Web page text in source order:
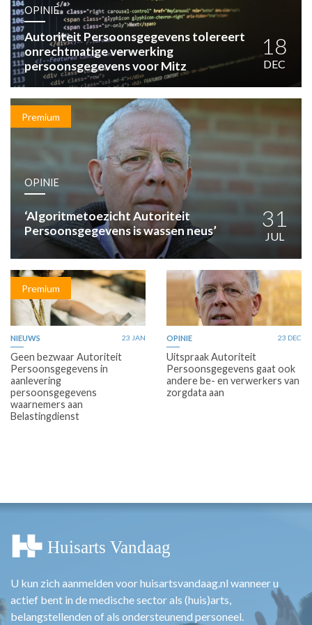
PRAKTIJKZAKEN
TARIEVEN
VPHUISARTSEN
MEDISCHE VAKHANDEL
INLOGGEN
REGISTRATIE
OPINIE
Autoriteit Persoonsgegevens tolereert
onrechtmatige verwerking
persoonsgegevens voor Mitz
18
DEC
Premium
OPINIE
‘Algoritmetoezicht Autoriteit
Persoonsgegevens is wassen neus’
31
JUL
Premium
NIEUWS 23 JAN
Geen bezwaar Autoriteit
Persoonsgegevens in
aanlevering
persoonsgegevens
waarnemers aan
Belastingdienst
OPINIE 23 DEC
Uitspraak Autoriteit
Persoonsgegevens gaat ook
andere be- en verwerkers van
zorgdata aan
U kun zich aanmelden voor huisartsvandaag.nl wanneer u
actief bent in de medische sector als (huis)arts,
belangstellenden of als ondersteunend personeel.